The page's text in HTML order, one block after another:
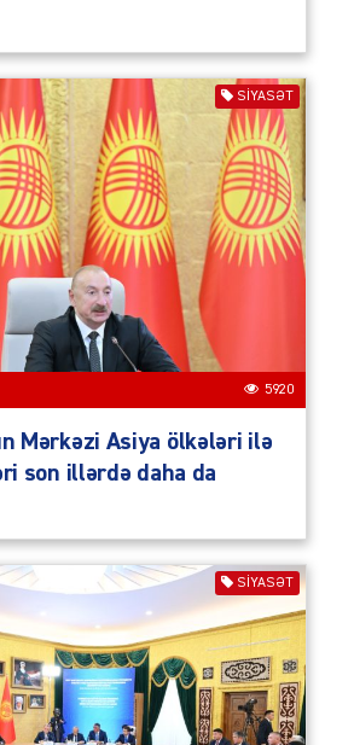
SIYASƏT
5920
Mərkəzi Asiya ölkələri ilə
son illərdə daha da
SIYASƏT